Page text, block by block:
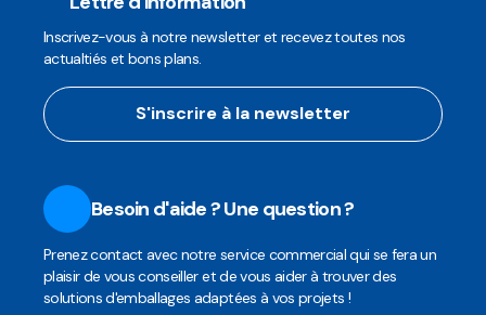
Inscrivez-vous à notre newsletter et recevez toutes nos
actualtiés et bons plans.
S'inscrire à la newsletter
Besoin d'aide ? Une question ?
Prenez contact avec notre service commercial qui se fera un
plaisir de vous conseiller et de vous aider à trouver des
solutions d'emballages adaptées à vos projets !